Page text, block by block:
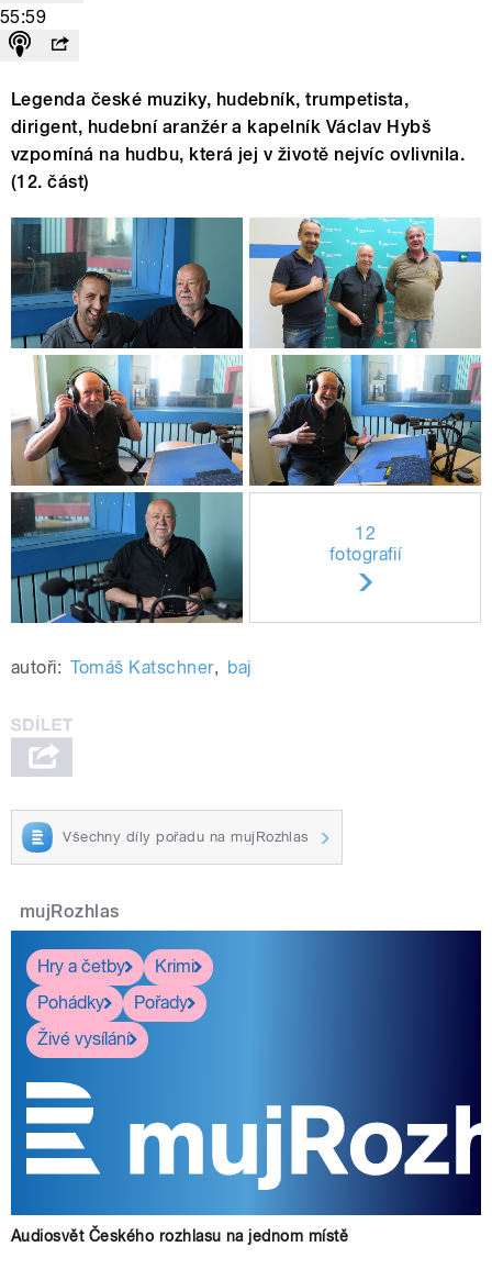
55:59
Legenda české muziky, hudebník, trumpetista,
dirigent, hudební aranžér a kapelník Václav Hybš
vzpomíná na hudbu, která jej v životě nejvíc ovlivnila.
(12. část)
12
fotografií
autoři: Tomáš Katschner, baj
Všechny díly pořadu na mujRozhlas
mujRozhlas
Hry a četby
Krimi
Pohádky
Pořady
Živé vysílání
Audiosvět Českého rozhlasu na jednom místě